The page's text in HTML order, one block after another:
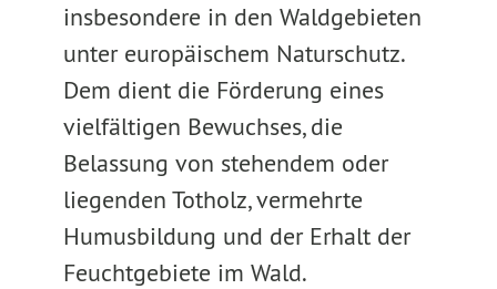
insbesondere in den Waldgebieten
unter europäischem Naturschutz.
Dem dient die Förderung eines
vielfältigen Bewuchses, die
Belassung von stehendem oder
liegenden Totholz, vermehrte
Humusbildung und der Erhalt der
Feuchtgebiete im Wald.